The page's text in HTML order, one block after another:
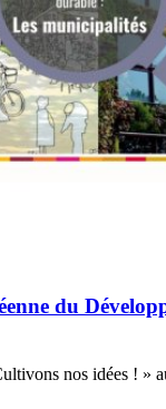
du
nos idées ! »